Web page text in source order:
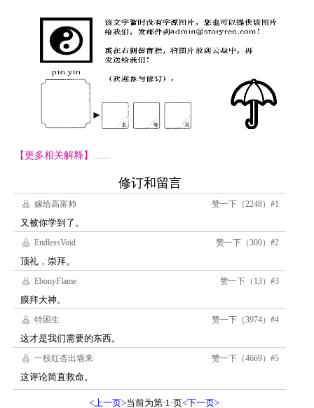
【更多相关解释】......